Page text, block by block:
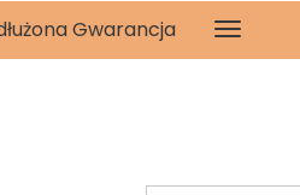
Gwarancja